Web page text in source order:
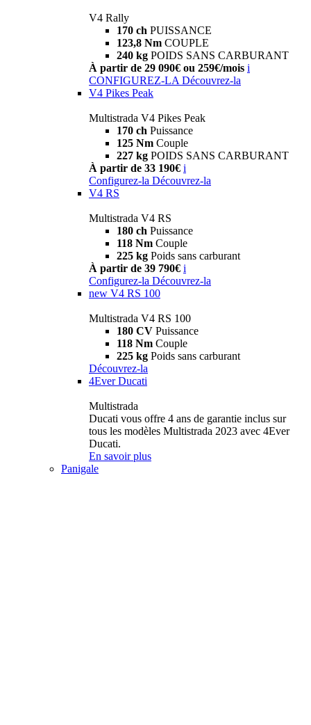
V4 Rally
170 ch PUISSANCE
123,8 Nm COUPLE
240 kg POIDS SANS CARBURANT
À partir de 29 090€ ou 259€/mois i
CONFIGUREZ-LA Découvrez-la
V4 Pikes Peak
Multistrada V4 Pikes Peak
170 ch Puissance
125 Nm Couple
227 kg POIDS SANS CARBURANT
À partir de 33 190€ i
Configurez-la Découvrez-la
V4 RS
Multistrada V4 RS
180 ch Puissance
118 Nm Couple
225 kg Poids sans carburant
À partir de 39 790€ i
Configurez-la Découvrez-la
new V4 RS 100
Multistrada V4 RS 100
180 CV Puissance
118 Nm Couple
225 kg Poids sans carburant
Découvrez-la
4Ever Ducati
Multistrada
Ducati vous offre 4 ans de garantie inclus sur
tous les modèles Multistrada 2023 avec 4Ever
Ducati.
En savoir plus
Panigale